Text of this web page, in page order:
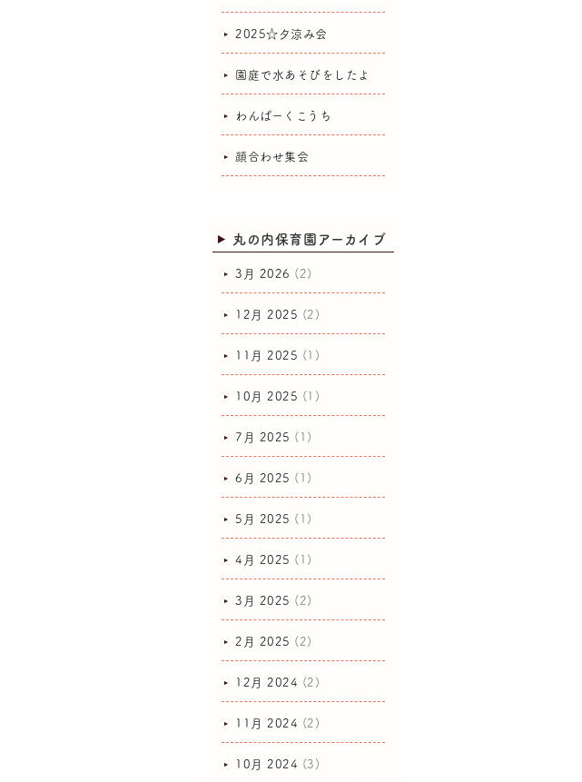
2025☆夕涼み会
園庭で水あそびをしたよ
わんぱーくこうち
顔合わせ集会
丸の内保育園アーカイブ
3月 2026 (2)
12月 2025 (2)
11月 2025 (1)
10月 2025 (1)
7月 2025 (1)
6月 2025 (1)
5月 2025 (1)
4月 2025 (1)
3月 2025 (2)
2月 2025 (2)
12月 2024 (2)
11月 2024 (2)
10月 2024 (3)